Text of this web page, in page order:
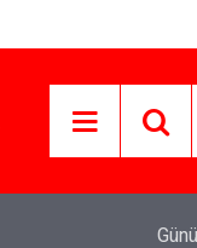
Lüks yok,